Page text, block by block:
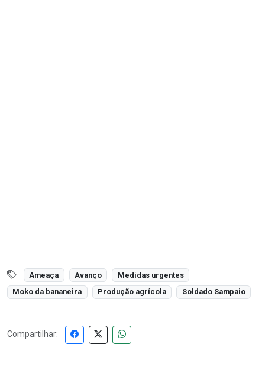
Ameaça Avanço
Medidas urgentes
Moko da bananeira
Produção agrícola Soldado Sampaio
Compartilhar: